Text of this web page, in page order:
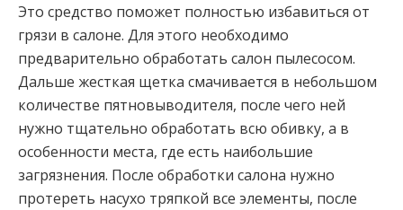
Это средство поможет полностью избавиться от
грязи в салоне. Для этого необходимо
предварительно обработать салон пылесосом.
Дальше жесткая щетка смачивается в небольшом
количестве пятновыводителя, после чего ней
нужно тщательно обработать всю обивку, а в
особенности места, где есть наибольшие
загрязнения. После обработки салона нужно
протереть насухо тряпкой все элементы, после